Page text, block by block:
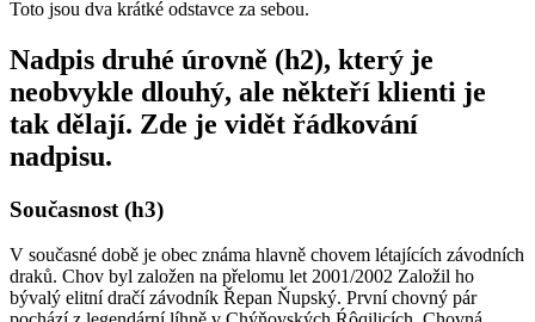
Toto jsou dva krátké odstavce za sebou.
Nadpis druhé úrovně (h2), který je
neobvykle dlouhý, ale někteří klienti je
tak dělají. Zde je vidět řádkování
nadpisu.
Současnost (h3)
V současné době je obec známa hlavně chovem létajících závodních
draků. Chov byl založen na přelomu let 2001/2002 Založil ho
bývalý elitní dračí závodník Řepan Ňupský. První chovný pár